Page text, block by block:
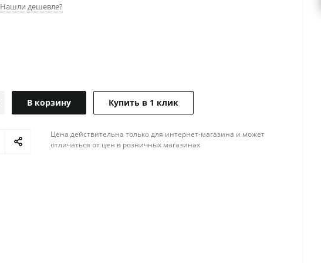
Нашли дешевле?
В корзину Купить в 1 клик
Цена действительна только для интернет-магазина и может
отличаться от цен в розничных магазинах